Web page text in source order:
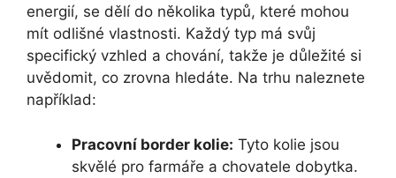
energií, se dělí do několika typů, které mohou
mít odlišné vlastnosti. Každý typ má svůj
specifický vzhled a chování, takže je důležité si
uvědomit, co zrovna hledáte. Na trhu naleznete
například:
Pracovní border kolie: Tyto kolie jsou
skvělé pro farmáře a chovatele dobytka.